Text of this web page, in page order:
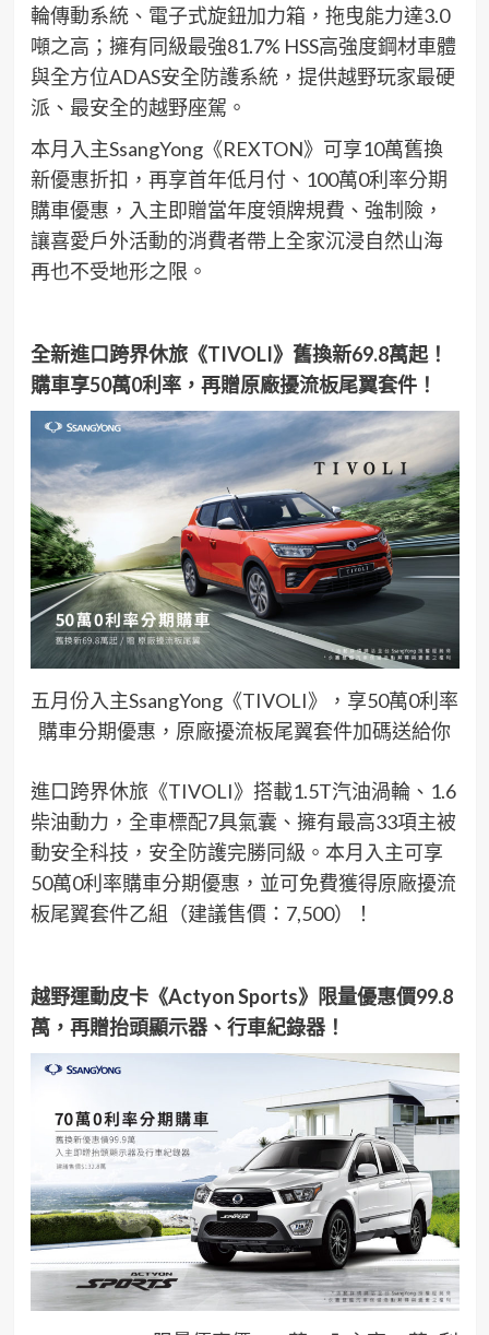
輪傳動系統、電子式旋鈕加力箱，拖曳能力達3.0
噸之高；擁有同級最強81.7% HSS高強度鋼材車體
與全方位ADAS安全防護系統，提供越野玩家最硬
派、最安全的越野座駕。
本月入主SsangYong《REXTON》可享10萬舊換
新優惠折扣，再享首年低月付、100萬0利率分期
購車優惠，入主即贈當年度領牌規費、強制險，
讓喜愛戶外活動的消費者帶上全家沉浸自然山海
再也不受地形之限。
全新進口跨界休旅《TIVOLI》舊換新69.8萬起！
購車享50萬0利率，再贈原廠擾流板尾翼套件！
五月份入主SsangYong《TIVOLI》，享50萬0利率
購車分期優惠，原廠擾流板尾翼套件加碼送給你
進口跨界休旅《TIVOLI》搭載1.5T汽油渦輪、1.6
柴油動力，全車標配7具氣囊、擁有最高33項主被
動安全科技，安全防護完勝同級。本月入主可享
50萬0利率購車分期優惠，並可免費獲得原廠擾流
板尾翼套件乙組（建議售價：7,500）！
越野運動皮卡《Actyon Sports》限量優惠價99.8
萬，再贈抬頭顯示器、行車紀錄器！